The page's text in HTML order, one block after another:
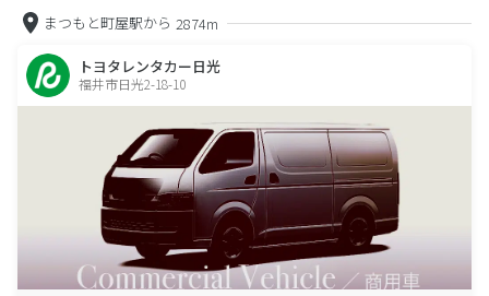
まつもと町屋駅から 2874m
トヨタレンタカー日光
福井市日光2-18-10